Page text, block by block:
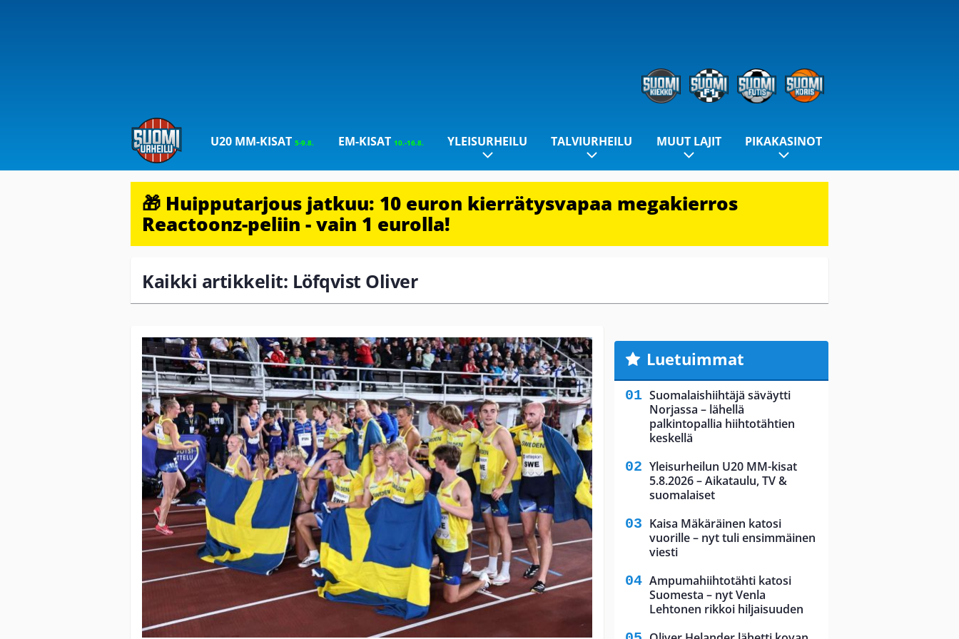
U20 MM-KISAT5-9.8. EM-KISAT 10.-16.8. YLEISURHEILU TALVIURHEILU MUUT LAJIT PIKAKASINOT
🎁 Huipputarjous jatkuu: 10 euron kierrätysvapaa megakierros
Reactoonz-peliin - vain 1 eurolla!
Kaikki artikkelit: Löfqvist Oliver
Luetuimmat
Suomalaishiihtäjä säväytti
Norjassa – lähellä
palkintopallia hiihtotähtien
keskellä
Yleisurheilun U20 MM-kisat
5.8.2026 – Aikataulu, TV &
suomalaiset
Kaisa Mäkäräinen katosi
vuorille – nyt tuli ensimmäinen
viesti
Ampumahiihtotähti katosi
Suomesta – nyt Venla
Lehtonen rikkoi hiljaisuuden